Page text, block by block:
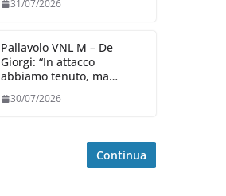
31/07/2026
Pallavolo VNL M – De
Giorgi: “In attacco
abbiamo tenuto, ma
dalla prestazione in
30/07/2026
Continua